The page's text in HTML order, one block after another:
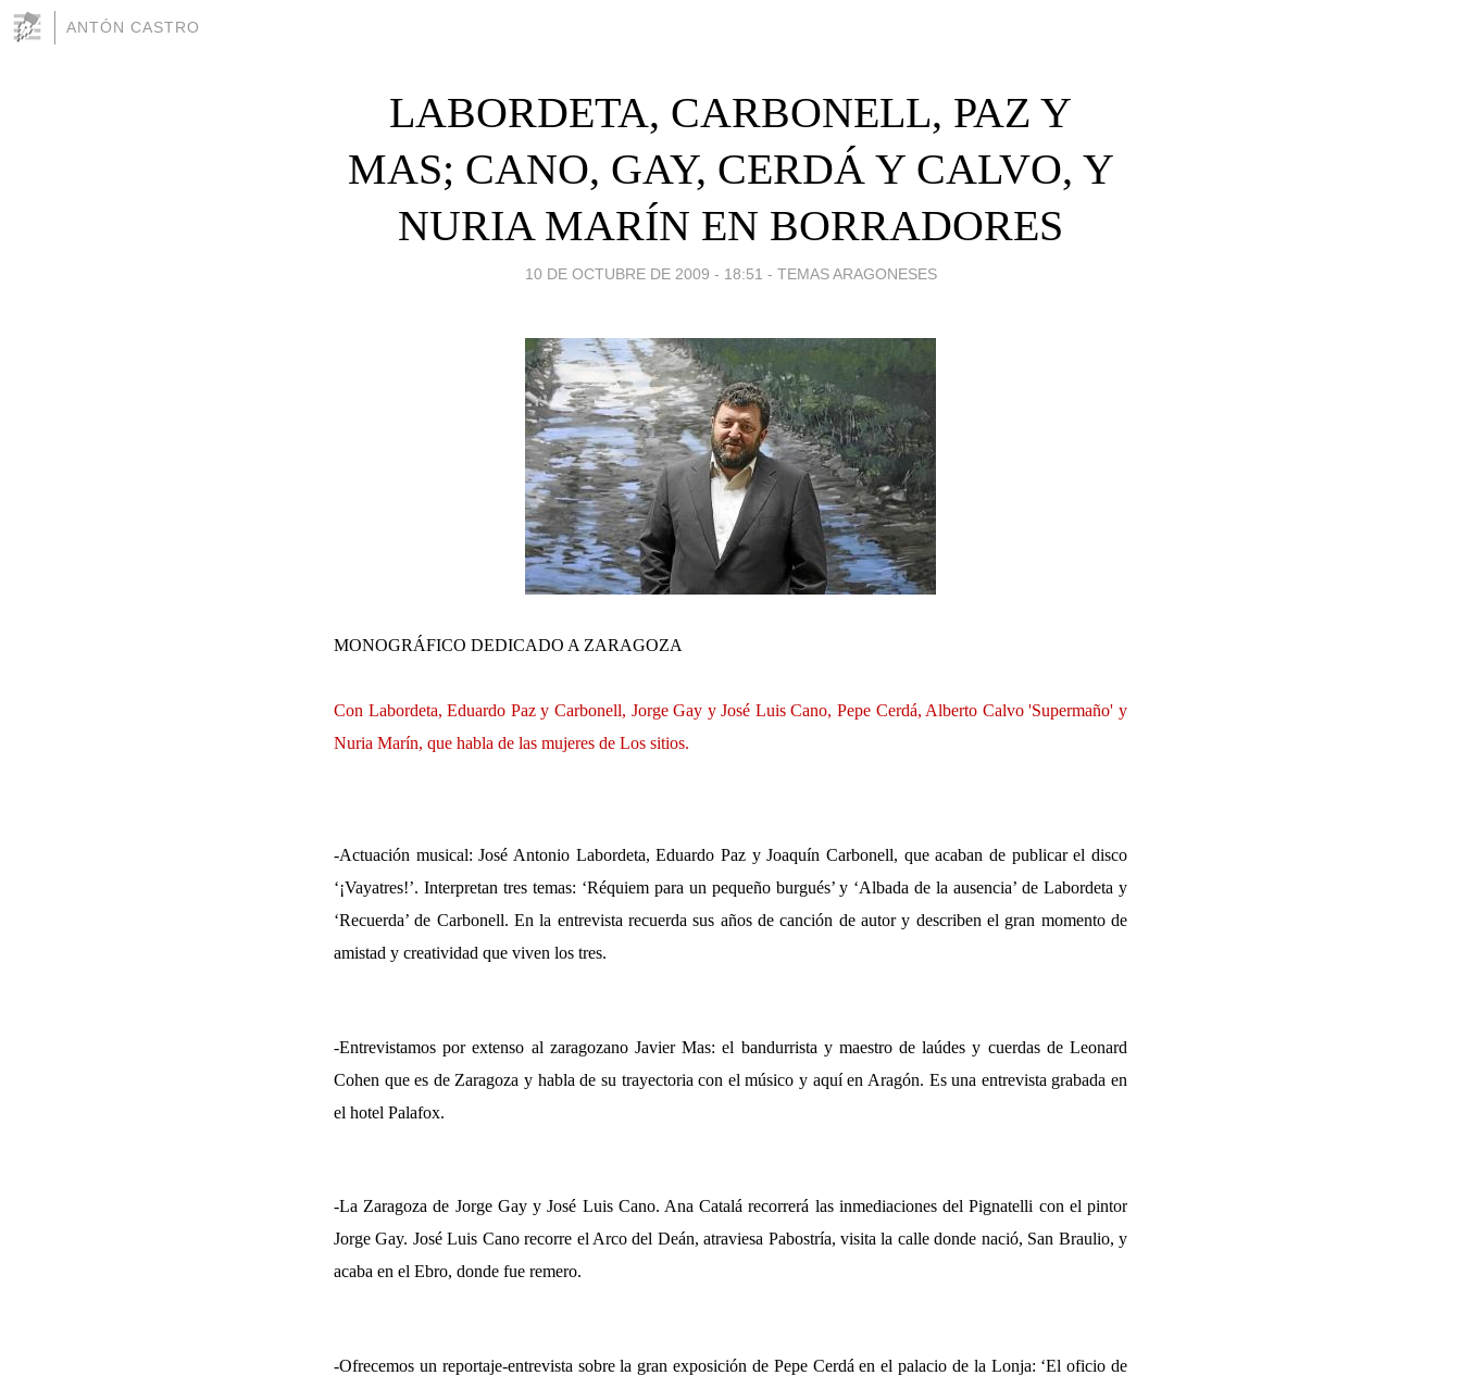
ANTÓN CASTRO
LABORDETA, CARBONELL, PAZ Y
MAS; CANO, GAY, CERDÁ Y CALVO, Y
NURIA MARÍN EN BORRADORES
10 DE OCTUBRE DE 2009 - 18:51 - TEMAS ARAGONESES
MONOGRÁFICO DEDICADO A ZARAGOZA
Con Labordeta, Eduardo Paz y Carbonell, Jorge Gay y José Luis Cano, Pepe Cerdá, Alberto Calvo 'Supermaño' y
Nuria Marín, que habla de las mujeres de Los sitios.
-Actuación musical: José Antonio Labordeta, Eduardo Paz y Joaquín Carbonell, que acaban de publicar el disco
‘¡Vayatres!’. Interpretan tres temas: ‘Réquiem para un pequeño burgués’ y ‘Albada de la ausencia’ de Labordeta y
‘Recuerda’ de Carbonell. En la entrevista recuerda sus años de canción de autor y describen el gran momento de
amistad y creatividad que viven los tres.
-Entrevistamos por extenso al zaragozano Javier Mas: el bandurrista y maestro de laúdes y cuerdas de Leonard
Cohen que es de Zaragoza y habla de su trayectoria con el músico y aquí en Aragón. Es una entrevista grabada en
el hotel Palafox.
-La Zaragoza de Jorge Gay y José Luis Cano. Ana Catalá recorrerá las inmediaciones del Pignatelli con el pintor
Jorge Gay. José Luis Cano recorre el Arco del Deán, atraviesa Pabostría, visita la calle donde nació, San Braulio, y
acaba en el Ebro, donde fue remero.
-Ofrecemos un reportaje-entrevista sobre la gran exposición de Pepe Cerdá en el palacio de la Lonja: ‘El oficio de